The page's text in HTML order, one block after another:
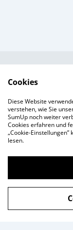
Cookies
Diese Website
verstehen, wie Sie
SumUp noch weiter
Cookies erfahren und
„Cookie-Einstellungen”
lesen.